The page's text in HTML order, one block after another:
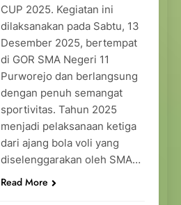
CUP 2025. Kegiatan ini
dilaksanakan pada Sabtu, 13
Desember 2025, bertempat
di GOR SMA Negeri 11
Purworejo dan berlangsung
dengan penuh semangat
sportivitas. Tahun 2025
menjadi pelaksanaan ketiga
dari ajang bola voli yang
diselenggarakan oleh SMA…
Read More